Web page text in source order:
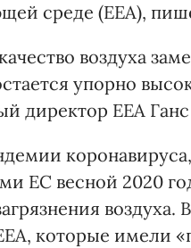
среде (ЕЕА),
воздуха
упорно
директор ЕЕА
ЕС весной 2020
воздуха.
которые имели